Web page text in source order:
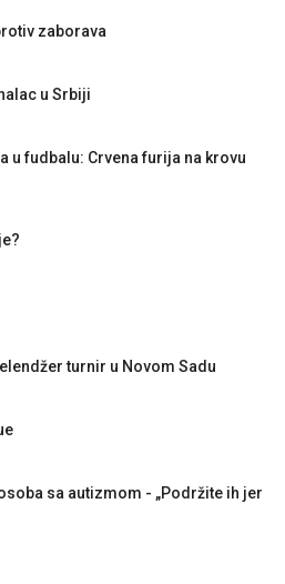
zaborava
u Srbiji
u fudbalu: Crvena furija na krovu
turnir u Novom Sadu
sa autizmom - „Podržite ih jer